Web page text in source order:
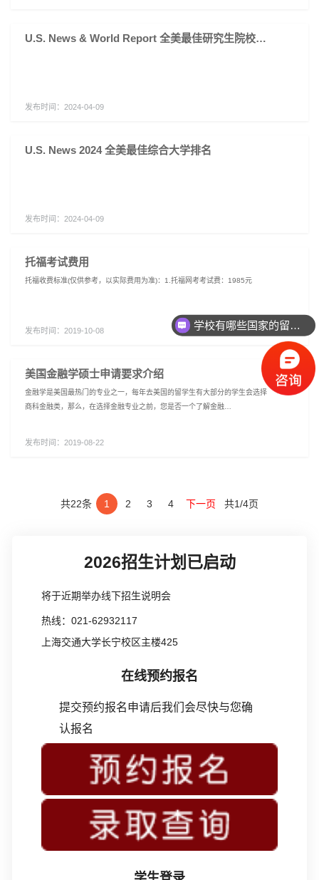
U.S. News & World Report 全美最佳研究生院校正式发布
发布时间： 2024-04-09
U.S. News 2024 全美最佳综合大学排名
发布时间： 2024-04-09
托福考试费用
托福收费标准(仅供参考，以实际费用为准)：1.托福网考考试费：1985元
发布时间： 2019-10-08
美国金融学硕士申请要求介绍
金融学是美国最热门的专业之一，每年去美国的留学生有大部分的学生会选择
商科金融类，那么，在选择金融专业之前，您是否一个了解金融…
发布时间： 2019-08-22
共22条 1 2 3 4 下一页 共1/4页
2026招生计划已启动
将于近期举办线下招生说明会
热线：021-62932117
上海交通大学长宁校区主楼425
在线预约报名
提交预约报名申请后我们会尽快与您确
认报名
录取要求是什么？